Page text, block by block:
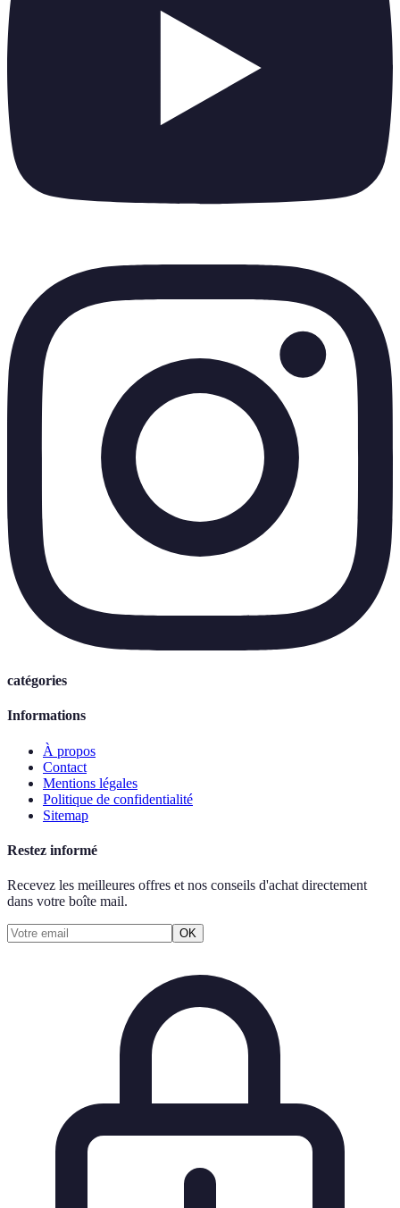
catégories
Informations
À propos
Contact
Mentions légales
Politique de confidentialité
Sitemap
Restez informé
Recevez les meilleures offres et nos conseils d'achat directement
dans votre boîte mail.
OK